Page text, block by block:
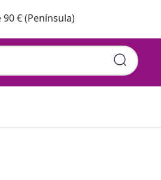
€ (Península)